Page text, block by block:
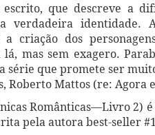
que descreve a
verdadeira identidade.
a criação dos
mas sem exagero.
série que promete ser
Roberto Mattos (re: Agora
Românticas—Livro 2)
pela autora best-seller